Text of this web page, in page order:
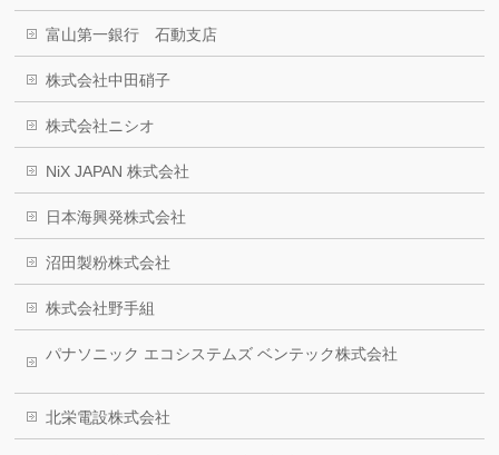
富山第一銀行 石動支店
株式会社中田硝子
株式会社ニシオ
NiX JAPAN 株式会社
日本海興発株式会社
沼田製粉株式会社
株式会社野手組
パナソニック エコシステムズ ベンテック株式会社
北栄電設株式会社